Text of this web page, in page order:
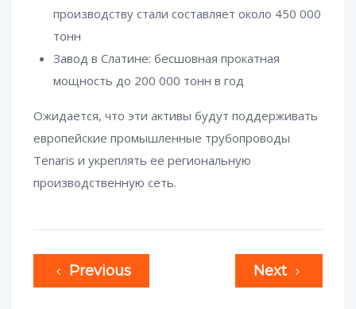
производству стали составляет около 450 000
тонн
Завод в Слатине: бесшовная прокатная
мощность до 200 000 тонн в год
Ожидается, что эти активы будут поддерживать
европейские промышленные трубопроводы
Tenaris и укреплять ее региональную
производственную сеть.
Previous Next